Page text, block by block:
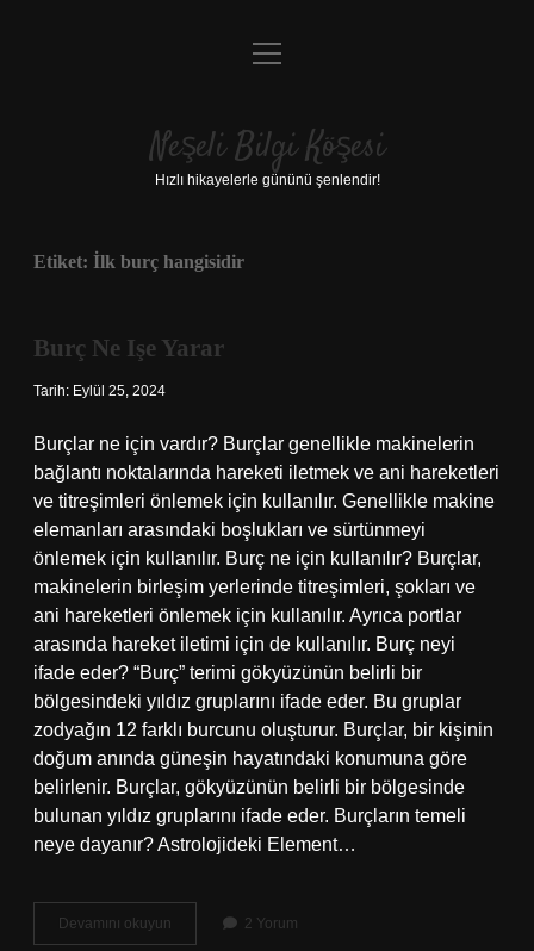
Anasayfa
Yasal Uyarı
menüyü
Neşeli Bilgi Köşesi
Hızlı hikayelerle gününü şenlendir!
Etiket: İlk burç hangisidir
Burç Ne Işe Yarar
Tarih: Eylül 25, 2024
Burçlar ne için vardır? Burçlar genellikle makinelerin
bağlantı noktalarında hareketi iletmek ve ani hareketleri
ve titreşimleri önlemek için kullanılır. Genellikle makine
elemanları arasındaki boşlukları ve sürtünmeyi
önlemek için kullanılır. Burç ne için kullanılır? Burçlar,
makinelerin birleşim yerlerinde titreşimleri, şokları ve
ani hareketleri önlemek için kullanılır. Ayrıca portlar
arasında hareket iletimi için de kullanılır. Burç neyi
ifade eder? “Burç” terimi gökyüzünün belirli bir
bölgesindeki yıldız gruplarını ifade eder. Bu gruplar
zodyağın 12 farklı burcunu oluşturur. Burçlar, bir kişinin
doğum anında güneşin hayatındaki konumuna göre
belirlenir. Burçlar, gökyüzünün belirli bir bölgesinde
bulunan yıldız gruplarını ifade eder. Burçların temeli
neye dayanır? Astrolojideki Element…
Devamını okuyun
Ne
2 Yorum